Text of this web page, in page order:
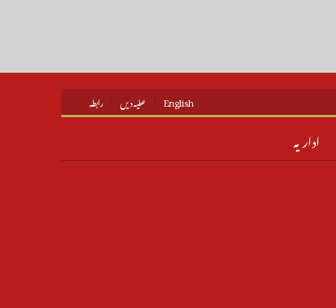
English عطیہ دیں رابطہ
اداریہ